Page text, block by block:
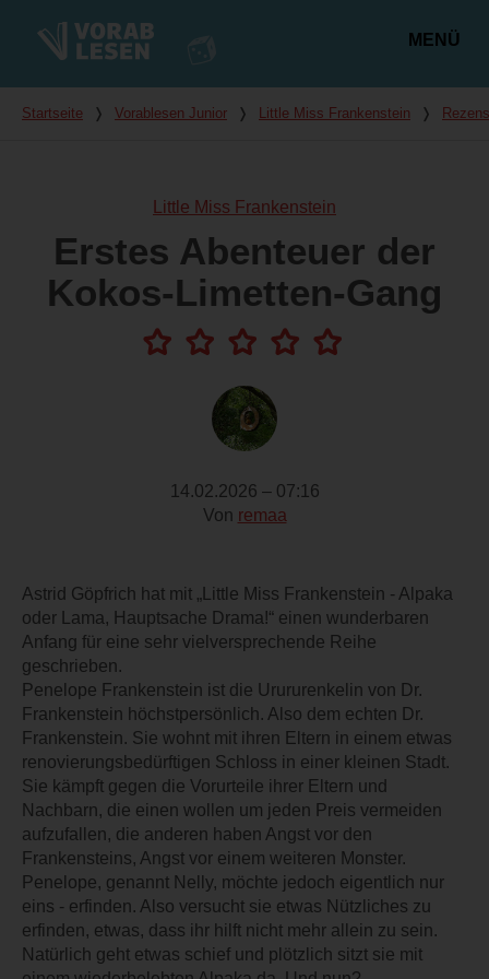
MENÜ
Du bist hier
Startseite ❭ Vorablesen Junior ❭ Little Miss Frankenstein ❭
Little Miss Frankenstein
Erstes Abenteuer der
Kokos-Limetten-Gang
14.02.2026 – 07:16
Von remaa
Astrid Göpfrich hat mit „Little Miss Frankenstein - Alpaka
oder Lama, Hauptsache Drama!“ einen wunderbaren
Anfang für eine sehr vielversprechende Reihe
geschrieben.
Penelope Frankenstein ist die Urururenkelin von Dr.
Frankenstein höchstpersönlich. Also dem echten Dr.
Frankenstein. Sie wohnt mit ihren Eltern in einem etwas
renovierungsbedürftigen Schloss in einer kleinen Stadt.
Sie kämpft gegen die Vorurteile ihrer Eltern und
Nachbarn, die einen wollen um jeden Preis vermeiden
aufzufallen, die anderen haben Angst vor den
Frankensteins, Angst vor einem weiteren Monster.
Penelope, genannt Nelly, möchte jedoch eigentlich nur
eins - erfinden. Also versucht sie etwas Nützliches zu
erfinden, etwas, dass ihr hilft nicht mehr allein zu sein.
Natürlich geht etwas schief und plötzlich sitzt sie mit